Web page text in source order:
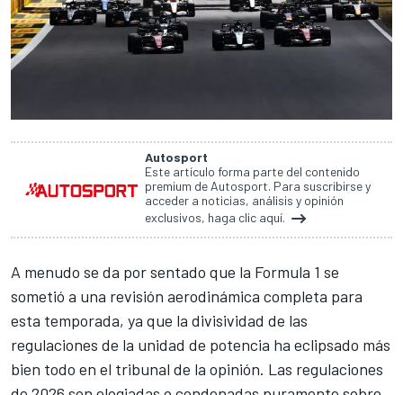
Autosport
Este artículo forma parte del contenido
premium de Autosport. Para suscribirse y
acceder a noticias, análisis y opinión
exclusivos, haga clic aquí.
A menudo se da por sentado que la Formula 1 se
sometió a una revisión aerodinámica completa para
esta temporada, ya que la divisividad de las
regulaciones de la unidad de potencia ha eclipsado más
bien todo en el tribunal de la opinión. Las regulaciones